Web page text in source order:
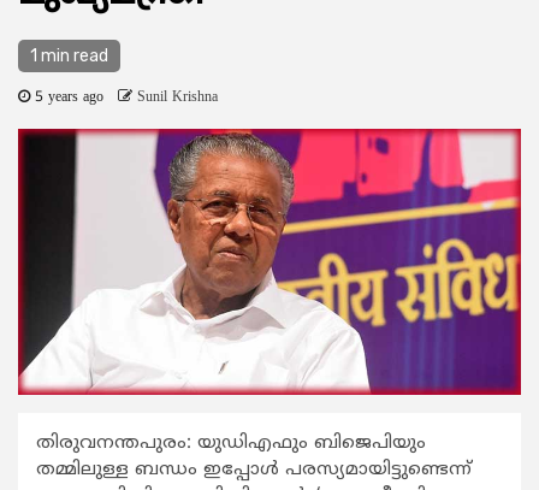
1 min read
5 years ago Sunil Krishna
തിരുവനന്തപുരം: യുഡിഎഫും ബിജെപിയും
തമ്മിലുള്ള ബന്ധം ഇപ്പോള്‍ പരസ്യമായിട്ടുണ്ടെന്ന്